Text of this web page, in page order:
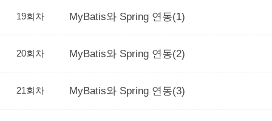
19회차 MyBatis와 Spring 연동(1)
20회차 MyBatis와 Spring 연동(2)
21회차 MyBatis와 Spring 연동(3)